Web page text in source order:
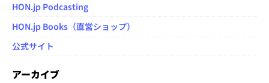
HON.jp Podcasting
HON.jp Books（直営ショップ）
公式サイト
アーカイブ